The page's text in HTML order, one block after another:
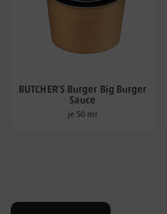
BUTCHER'S Burger Big Burger
Sauce
je 50 ml